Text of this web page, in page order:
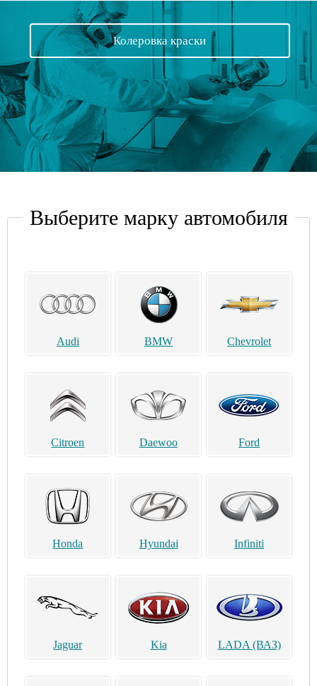
Колеровка краски
Выберите марку автомобиля
Audi BMW Chevrolet
Citroen Daewoo Ford
Honda Hyundai Infiniti
Jaguar Kia LADA (ВАЗ)